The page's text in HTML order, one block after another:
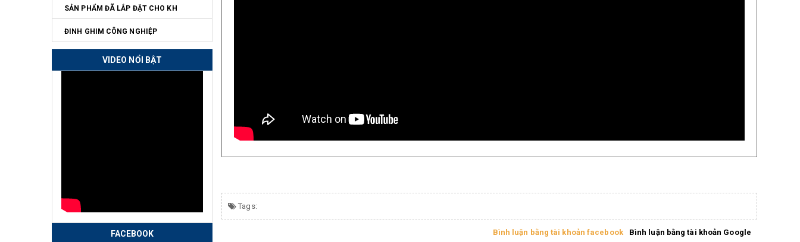
SẢN PHẨM ĐÃ LẮP ĐẶT CHO KH
ĐINH GHIM CÔNG NGHIỆP
VIDEO NỔI BẬT
FACEBOOK
Tags:
Bình luận bằng tài khoản facebook Bình luận bằng tài khoản Google